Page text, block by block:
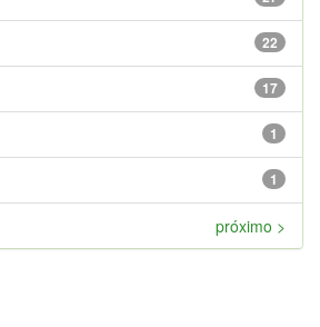
22
17
1
1
próximo >